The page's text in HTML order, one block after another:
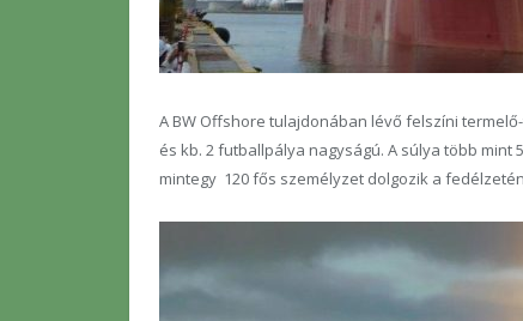
A BW Offshore tulajdonában lévő felszíni
és kb. 2 futballpálya nagyságú. A súlya több mint
mintegy 120 fős személyzet dolgozik a